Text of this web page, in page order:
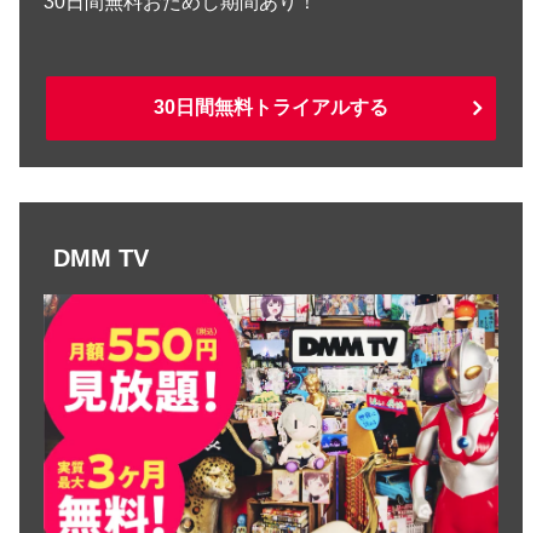
30日間無料トライアルする
DMM TV